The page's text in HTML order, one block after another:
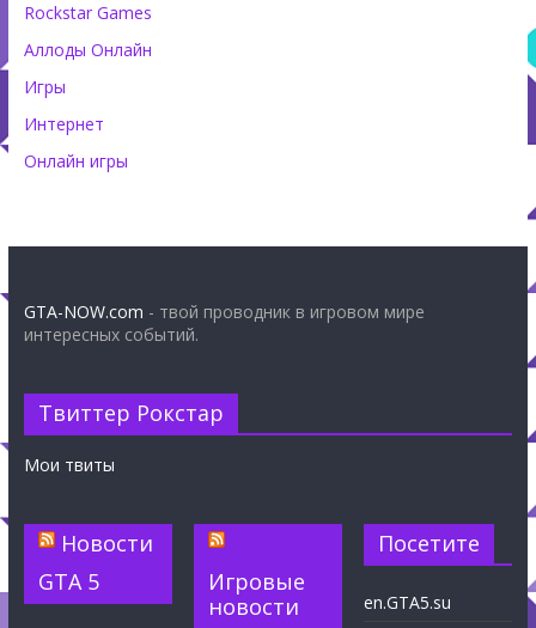
Rockstar Games
Аллоды Онлайн
Игры
Интернет
Онлайн игры
GTA-NOW.com - твой проводник в игровом мире
интересных событий.
Твиттер Рокстар
Мои твиты
Новости
GTA 5
Игровые
новости
Посетите
en.GTA5.su